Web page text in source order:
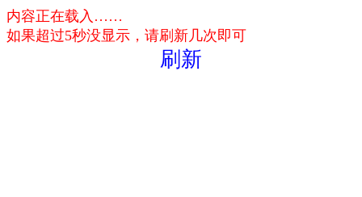
内容正在载入……
如果超过5秒没显示，请刷新几次即可
刷新